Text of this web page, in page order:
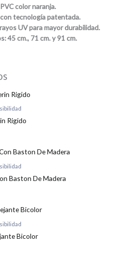
color naranja.
tecnología patentada.
UV para mayor durabilidad.
45 cm., 71 cm. y 91 cm.
Rigido
Baston De Madera
Bicolor